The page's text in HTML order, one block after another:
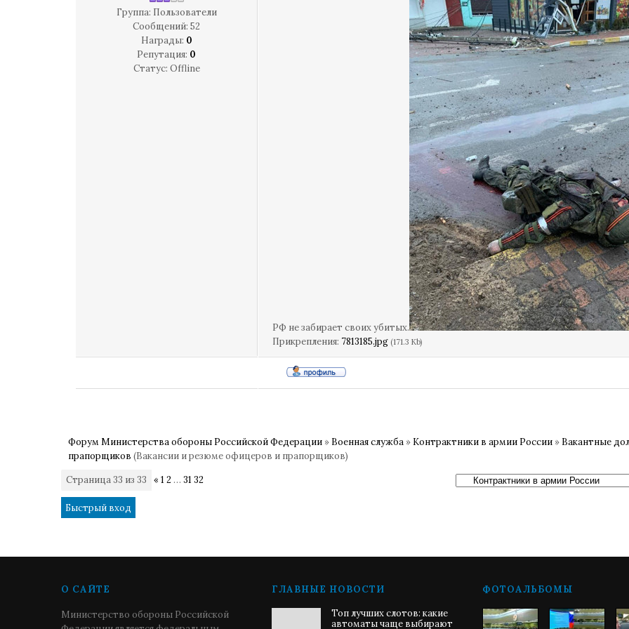
Группа: Пользователи
Сообщений: 52
Награды: 0
Репутация: 0
Статус: Offline
РФ не забирает своих убитых.
Прикрепления: 7813185.jpg (171.3 Kb)
Форум Министерства обороны Российской Федерации » Военная служба » Контрактники в армии России » Вакантные
прапорщиков (Вакансии и резюме офицеров и прапорщиков)
Страница 33 из 33 « 1 2 … 31 32
О САЙТЕ
Министерство обороны Российской
ГЛАВНЫЕ НОВОСТИ
Топ лучших слотов: какие
автоматы чаще выбирают
ФОТОАЛЬБОМЫ